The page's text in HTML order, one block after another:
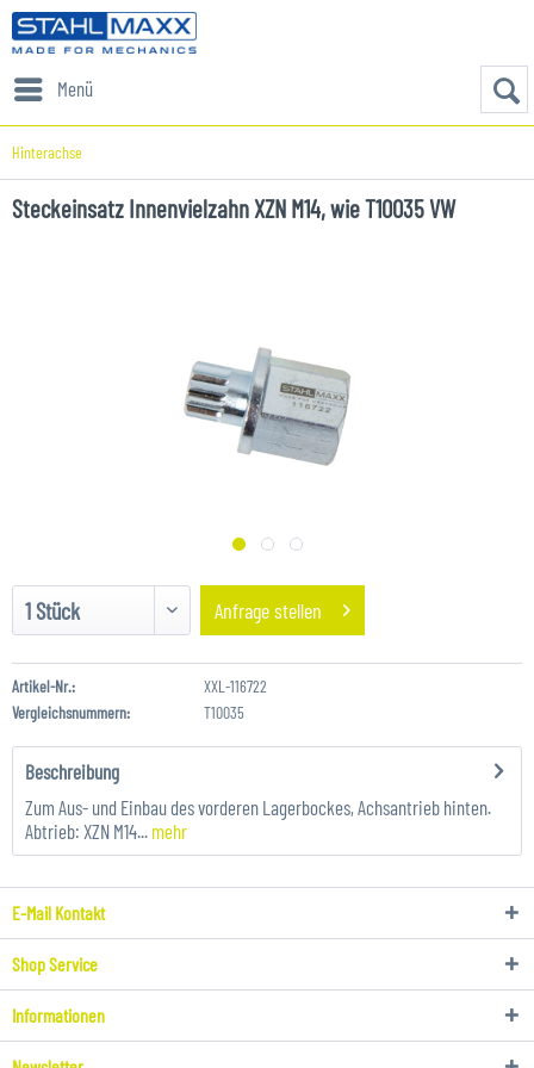
Menü
Hinterachse
Steckeinsatz Innenvielzahn XZN M14, wie T10035 VW
Anfrage stellen
Artikel-Nr.:
XXL-116722
Vergleichsnummern:
T10035
Beschreibung
Zum Aus- und Einbau des vorderen Lagerbockes, Achsantrieb hinten.
Abtrieb: XZN M14... mehr
E-Mail Kontakt
Shop Service
Informationen